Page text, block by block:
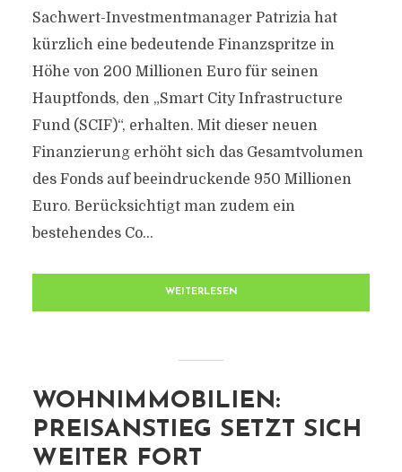
Sachwert-Investmentmanager Patrizia hat
kürzlich eine bedeutende Finanzspritze in
Höhe von 200 Millionen Euro für seinen
Hauptfonds, den „Smart City Infrastructure
Fund (SCIF)“, erhalten. Mit dieser neuen
Finanzierung erhöht sich das Gesamtvolumen
des Fonds auf beeindruckende 950 Millionen
Euro. Berücksichtigt man zudem ein
bestehendes Co...
WEITERLESEN
WOHNIMMOBILIEN:
PREISANSTIEG SETZT SICH
WEITER FORT